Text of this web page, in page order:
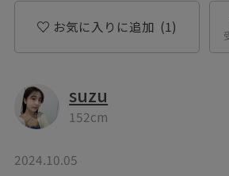
お気に入りに追加 (1)
suzu
152cm
2024.10.05